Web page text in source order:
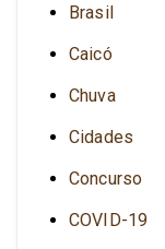
Brasil
Caicó
Chuva
Cidades
Concurso
COVID-19